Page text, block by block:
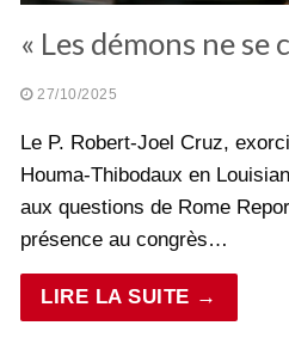
« Les démons ne se
27/10/2025
Le P. Robert-Joel Cruz,
Houma-Thibodaux en
aux questions de Rome
présence au congrès…
LIRE LA SUITE →